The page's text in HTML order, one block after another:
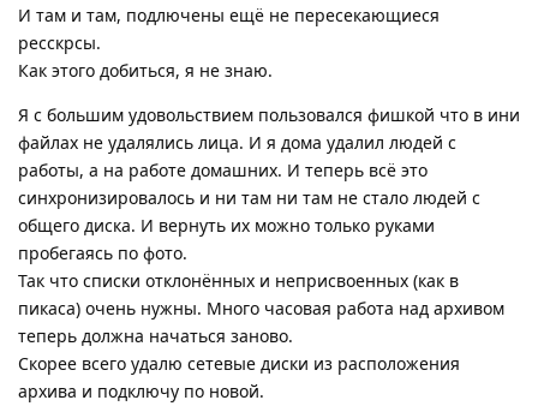
И там и там, подлючены ещё не пересекающиеся
ресскрсы.
Как этого добиться, я не знаю.
Я с большим удовольствием пользовался фишкой что в ини
файлах не удалялись лица. И я дома удалил людей с
работы, а на работе домашних. И теперь всё это
синхронизировалось и ни там ни там не стало людей с
общего диска. И вернуть их можно только руками
пробегаясь по фото.
Так что списки отклонённых и неприсвоенных (как в
пикаса) очень нужны. Много часовая работа над архивом
теперь должна начаться заново.
Скорее всего удалю сетевые диски из расположения
архива и подключу по новой.